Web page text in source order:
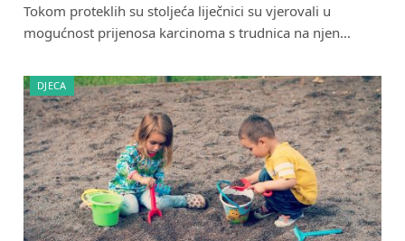
Tokom proteklih su stoljeća liječnici su vjerovali u
mogućnost prijenosa karcinoma s trudnica na njen…
DJECA